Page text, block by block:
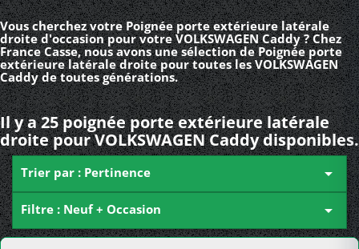
Vous cherchez votre Poignée porte extérieure latérale
droite d'occasion pour votre VOLKSWAGEN Caddy ? Chez
France Casse, nous avons une sélection de Poignée porte
extérieure latérale droite pour toutes les VOLKSWAGEN
Caddy de toutes générations.
Il y a 25 poignée porte extérieure latérale
droite pour VOLKSWAGEN Caddy disponibles.
Trier par : Pertinence 
Filtre : Neuf + Occasion 